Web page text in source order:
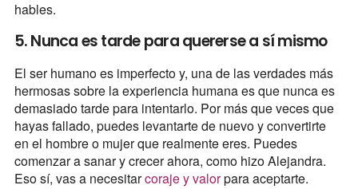
hables.
5. Nunca es tarde para quererse a sí mismo
El ser humano es imperfecto y, una de las verdades más
hermosas sobre la experiencia humana es que nunca es
demasiado tarde para intentarlo. Por más que veces que
hayas fallado, puedes levantarte de nuevo y convertirte
en el hombre o mujer que realmente eres. Puedes
comenzar a sanar y crecer ahora, como hizo Alejandra.
Eso sí, vas a necesitarcoraje y valorpara aceptarte.